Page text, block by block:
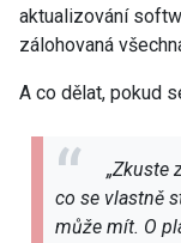
aktualizování
zálohovaná
A co dělat, pokud
„Zkuste
co se vlastně
může mít. O